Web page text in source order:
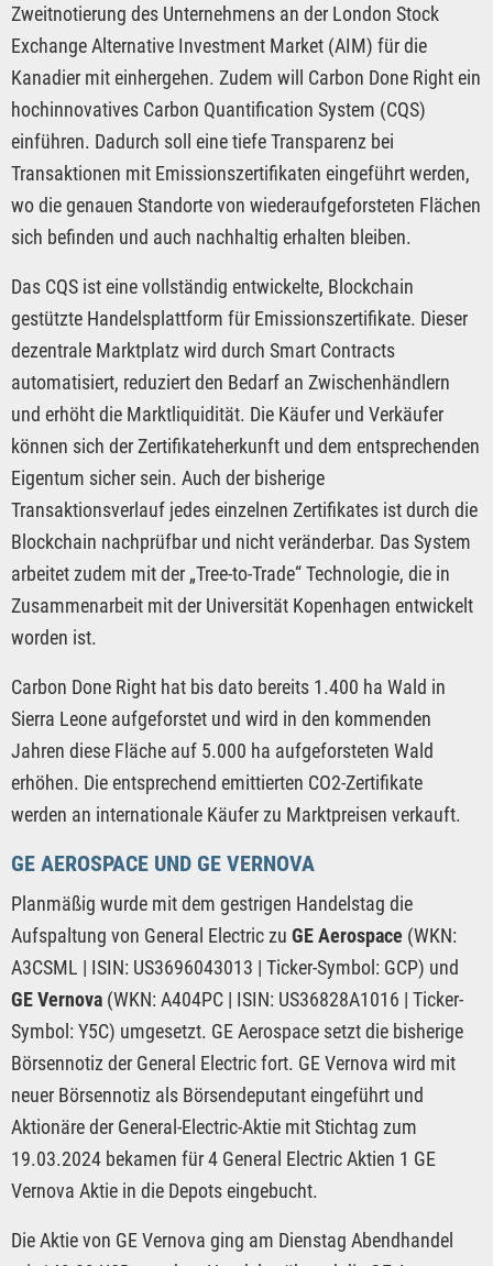
Zweitnotierung des Unternehmens an der London Stock
Exchange Alternative Investment Market (AIM) für die
Kanadier mit einhergehen. Zudem will Carbon Done Right ein
hochinnovatives Carbon Quantification System (CQS)
einführen. Dadurch soll eine tiefe Transparenz bei
Transaktionen mit Emissionszertifikaten eingeführt werden,
wo die genauen Standorte von wiederaufgeforsteten Flächen
sich befinden und auch nachhaltig erhalten bleiben.
Das CQS ist eine vollständig entwickelte, Blockchain
gestützte Handelsplattform für Emissionszertifikate. Dieser
dezentrale Marktplatz wird durch Smart Contracts
automatisiert, reduziert den Bedarf an Zwischenhändlern
und erhöht die Marktliquidität. Die Käufer und Verkäufer
können sich der Zertifikateherkunft und dem entsprechenden
Eigentum sicher sein. Auch der bisherige
Transaktionsverlauf jedes einzelnen Zertifikates ist durch die
Blockchain nachprüfbar und nicht veränderbar. Das System
arbeitet zudem mit der „Tree-to-Trade“ Technologie, die in
Zusammenarbeit mit der Universität Kopenhagen entwickelt
worden ist.
Carbon Done Right hat bis dato bereits 1.400 ha Wald in
Sierra Leone aufgeforstet und wird in den kommenden
Jahren diese Fläche auf 5.000 ha aufgeforsteten Wald
erhöhen. Die entsprechend emittierten CO2-Zertifikate
werden an internationale Käufer zu Marktpreisen verkauft.
GE AEROSPACE UND GE VERNOVA
Planmäßig wurde mit dem gestrigen Handelstag die
Aufspaltung von General Electric zu GE Aerospace (WKN:
A3CSML | ISIN: US3696043013 | Ticker-Symbol: GCP) und
GE Vernova (WKN: A404PC | ISIN: US36828A1016 | Ticker-
Symbol: Y5C) umgesetzt. GE Aerospace setzt die bisherige
Börsennotiz der General Electric fort. GE Vernova wird mit
neuer Börsennotiz als Börsendeputant eingeführt und
Aktionäre der General-Electric-Aktie mit Stichtag zum
19.03.2024 bekamen für 4 General Electric Aktien 1 GE
Vernova Aktie in die Depots eingebucht.
Die Aktie von GE Vernova ging am Dienstag Abendhandel